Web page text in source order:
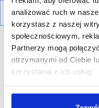
analizować ruch w
korzystasz z naszej
społecznościowym,
Partnerzy mogą
otrzymanymi od Ciebie
korzystania z ich usług.
R E